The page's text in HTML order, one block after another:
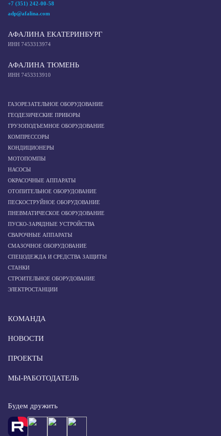
+7 (351) 242-00-58
adp@afalina.com
АФАЛИНА ЕКАТЕРИНБУРГ
ИНН 7453313974
АФАЛИНА ТЮМЕНЬ
ИНН 7453313910
ГАЗОРЕЗАТЕЛЬНОЕ ОБОРУДОВАНИЕ
ГЕОДЕЗИЧЕСКИЕ ПРИБОРЫ
ГРУЗОПОДЪЕМНОЕ ОБОРУДОВАНИЕ
КОМПРЕССОРЫ
КОНДИЦИОНЕРЫ
МОТОПОМПЫ
НАСОСЫ
ОКРАСОЧНЫЕ АППАРАТЫ
ОТОПИТЕЛЬНОЕ ОБОРУДОВАНИЕ
ПЕСКОСТРУЙНОЕ ОБОРУДОВАНИЕ
ПНЕВМАТИЧЕСКОЕ ОБОРУДОВАНИЕ
ПУСКО-ЗАРЯДНЫЕ УСТРОЙСТВА
СВАРОЧНЫЕ АППАРАТЫ
СМАЗОЧНОЕ ОБОРУДОВАНИЕ
СПЕЦОДЕЖДА И СРЕДСТВА ЗАЩИТЫ
СТАНКИ
СТРОИТЕЛЬНОЕ ОБОРУДОВАНИЕ
ЭЛЕКТРОСТАНЦИИ
КОМАНДА
НОВОСТИ
ПРОЕКТЫ
МЫ-РАБОТОДАТЕЛЬ
Будем дружить